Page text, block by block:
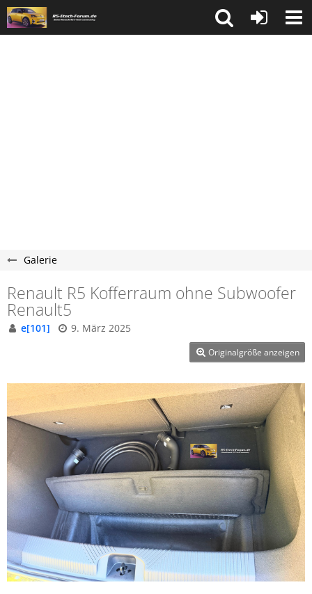
Galerie
Renault R5 Kofferraum ohne Subwoofer
Renault5
e[101] 9. März 2025
Originalgröße anzeigen